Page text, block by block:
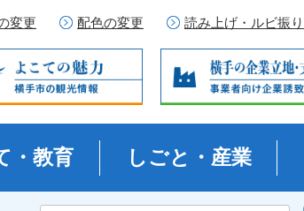
変更 配色の変更 読み上げ・ルビ振り
・教育 しごと・産業